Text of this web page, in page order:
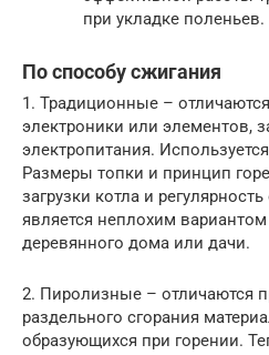
при укладке поленьев.
По способу сжигания
1. Традиционные –
электроники или элементов,
электропитания.
Размеры топки и принцип
загрузки котла и
является неплохим
деревянного дома или дачи.
2. Пиролизные – отличаются
раздельного сгорания
образующихся при горении.